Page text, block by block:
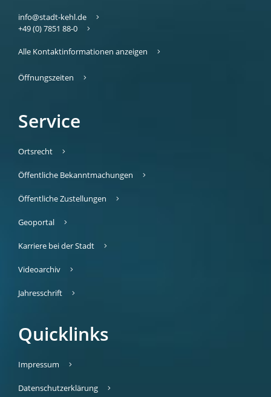
info@stadt-kehl.de
+49 (0) 7851 88-0
Alle Kontaktinformationen anzeigen
Öffnungszeiten
Service
Ortsrecht
Öffentliche Bekanntmachungen
Öffentliche Zustellungen
Geoportal
Karriere bei der Stadt
Videoarchiv
Jahresschrift
Quicklinks
Impressum
Datenschutzerklärung